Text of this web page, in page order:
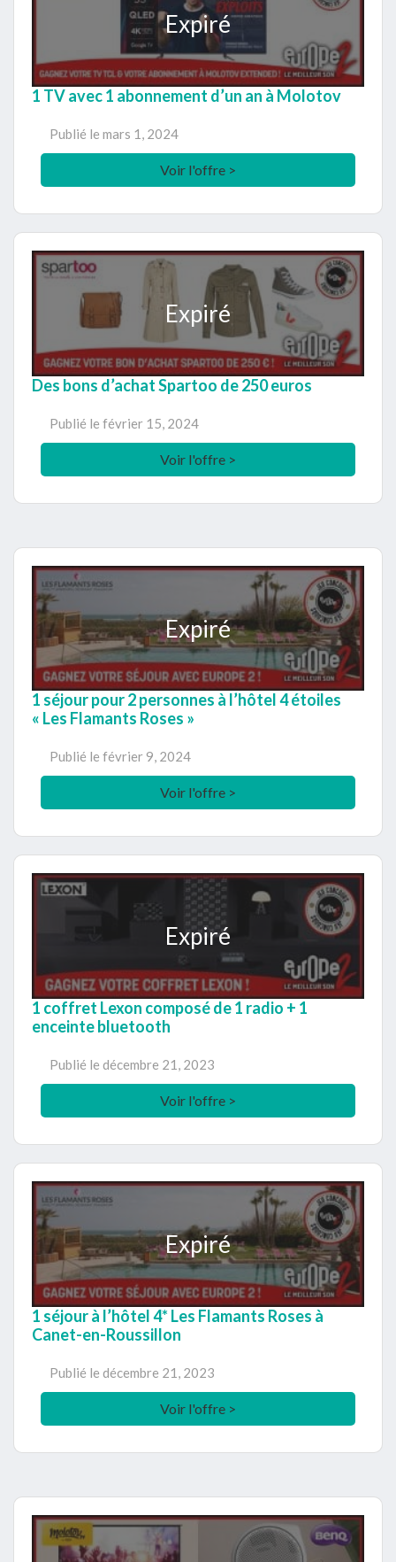
Expiré
1 TV avec 1 abonnement d’un an à Molotov
Publié le mars 1, 2024
Voir l'offre >
Expiré
Des bons d’achat Spartoo de 250 euros
Publié le février 15, 2024
Voir l'offre >
Expiré
1 séjour pour 2 personnes à l’hôtel 4 étoiles
« Les Flamants Roses »
Publié le février 9, 2024
Voir l'offre >
Expiré
1 coffret Lexon composé de 1 radio + 1
enceinte bluetooth
Publié le décembre 21, 2023
Voir l'offre >
Expiré
1 séjour à l’hôtel 4* Les Flamants Roses à
Canet-en-Roussillon
Publié le décembre 21, 2023
Voir l'offre >